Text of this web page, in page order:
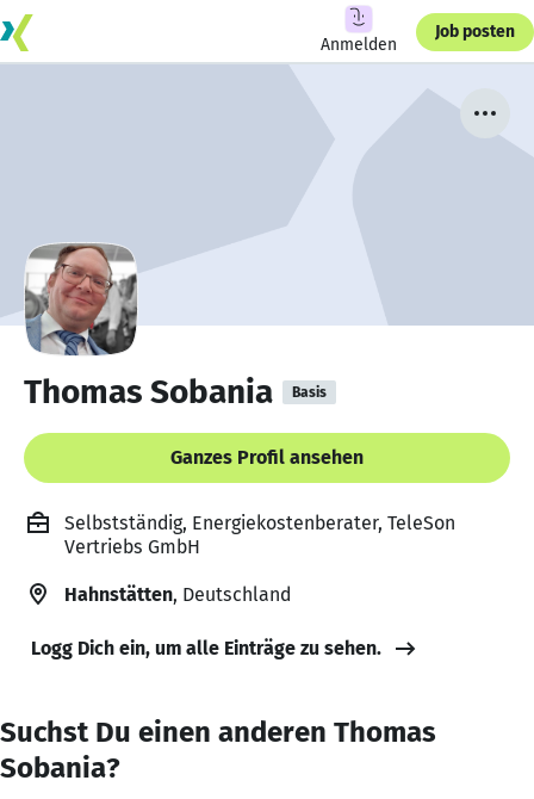
Anmelden
Job posten
Thomas Sobania Basis
Ganzes Profil ansehen
Selbstständig, Energiekostenberater, TeleSon
Vertriebs GmbH
Hahnstätten, Deutschland
Logg Dich ein, um alle Einträge zu sehen.
Suchst Du einen anderen Thomas
Sobania?